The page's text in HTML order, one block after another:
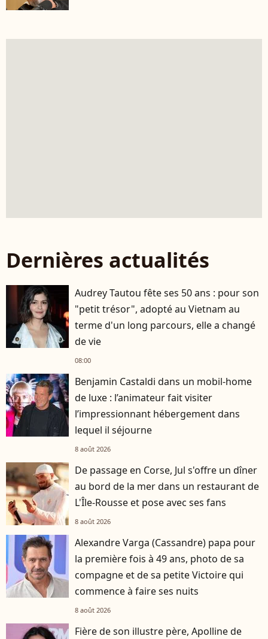
Dernières actualités
Audrey Tautou fête ses 50 ans : pour son
"petit trésor", adopté au Vietnam au
terme d'un long parcours, elle a changé
de vie
08:00
Benjamin Castaldi dans un mobil-home
de luxe : l’animateur fait visiter
l’impressionnant hébergement dans
lequel il séjourne
8 août 2026
De passage en Corse, Jul s'offre un dîner
au bord de la mer dans un restaurant de
L'Île-Rousse et pose avec ses fans
8 août 2026
Alexandre Varga (Cassandre) papa pour
la première fois à 49 ans, photo de sa
compagne et de sa petite Victoire qui
commence à faire ses nuits
8 août 2026
Fière de son illustre père, Apolline de